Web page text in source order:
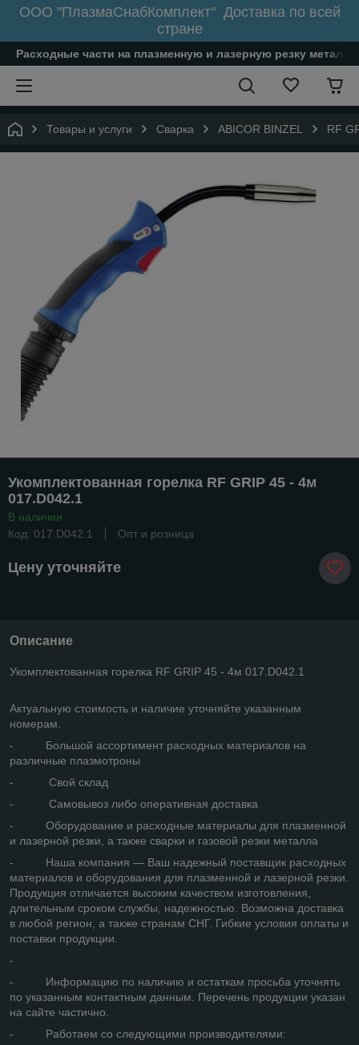
ООО "ПлазмаСнабКомплект" Доставка по всей
стране
Расходные части на плазменную и лазерную резку
Товары и услуги Сварка ABICOR BINZEL RF
Укомплектованная горелка RF GRIP 45 - 4м
017.D042.1
В наличии
Код: 017.D042.1
Опт и розница
Цену уточняйте
Описание
Укомплектованная горелка RF GRIP 45 - 4м 017.D042.1
Актуальную стоимость и наличие уточняйте указанным
номерам.
- Большой ассортимент расходных материалов на
различные плазмотроны
- Свой склад
- Самовывоз либо оперативная доставка
- Оборудование и расходные материалы для плазменной
и лазерной резки, а также сварки и газовой резки металла
- Наша компания — Ваш надежный поставщик расходных
материалов и оборудования для плазменной и лазерной резки.
Продукция отличается высоким качеством изготовления,
длительным сроком службы, надежностью. Возможна доставка
в любой регион, а также странам СНГ. Гибкие условия оплаты и
поставки продукции.
-
- Информацию по наличию и остаткам просьба уточнять
по указанным контактным данным. Перечень продукции указан
на сайте частично.
- Работаем со следующими производителями: